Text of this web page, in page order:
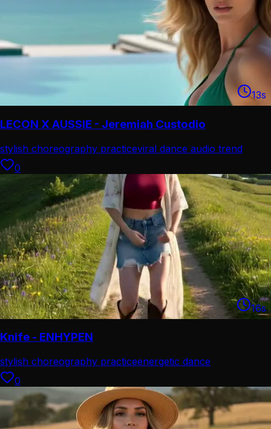
13s
LECON X AUSSIE - Jeremiah Custodio
stylish choreography practiceviral dance audio trend
0
16s
Knife - ENHYPEN
stylish choreography practiceenergetic dance
performance
0